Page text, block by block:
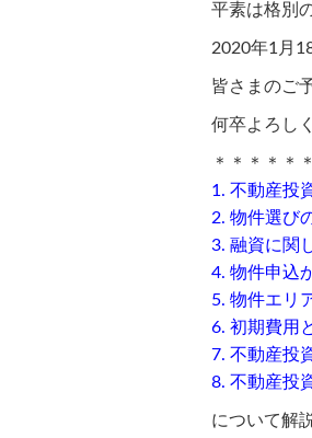
平素は格別
2020年1月
皆さまのご
何卒よろし
＊＊＊＊＊
1. 不動産投
2. 物件選び
3. 融資に関
4. 物件申込
5. 物件エリ
6. 初期費用
7. 不動産投
8. 不動産投
について解